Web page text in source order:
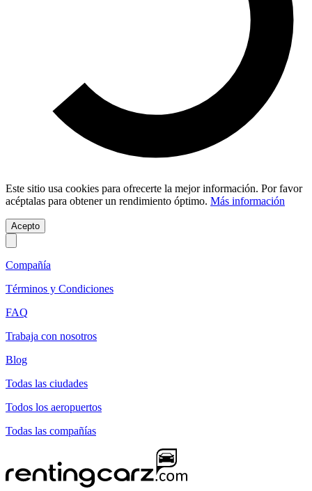
Este sitio usa cookies para ofrecerte la mejor información. Por favor
acéptalas para obtener un rendimiento óptimo. Más información
Acepto
Compañía
Términos y Condiciones
FAQ
Trabaja con nosotros
Blog
Todas las ciudades
Todos los aeropuertos
Todas las compañías